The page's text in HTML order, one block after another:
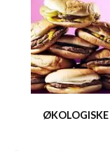
ØKOLOGISKE